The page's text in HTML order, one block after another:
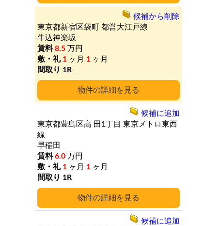
詳細
東京都新宿区袋町 都営大江戸線
牛込神楽坂
8.5 万円
1 ヶ月 1 ヶ月
1R
候補から削除
詳細
東京都豊島区高 田1丁目 東京メトロ東西
線
早稲田
6.0 万円
1 ヶ月 1 ヶ月
1R
候補に追加
候補に追加